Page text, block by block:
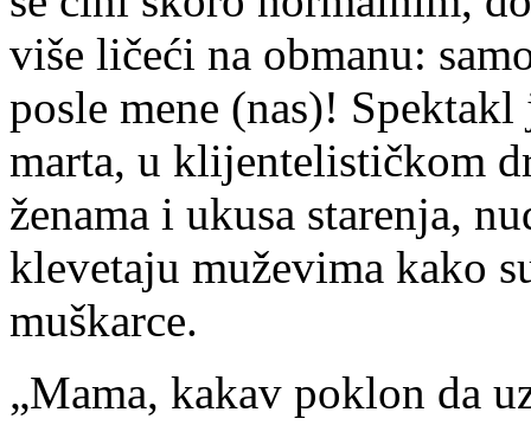
više ličeći na obmanu:
posle mene (nas)!
marta, u klijentelističkom
ženama i ukusa starenja,
klevetaju muževima kako
muškarce.
„Mama, kakav poklon da